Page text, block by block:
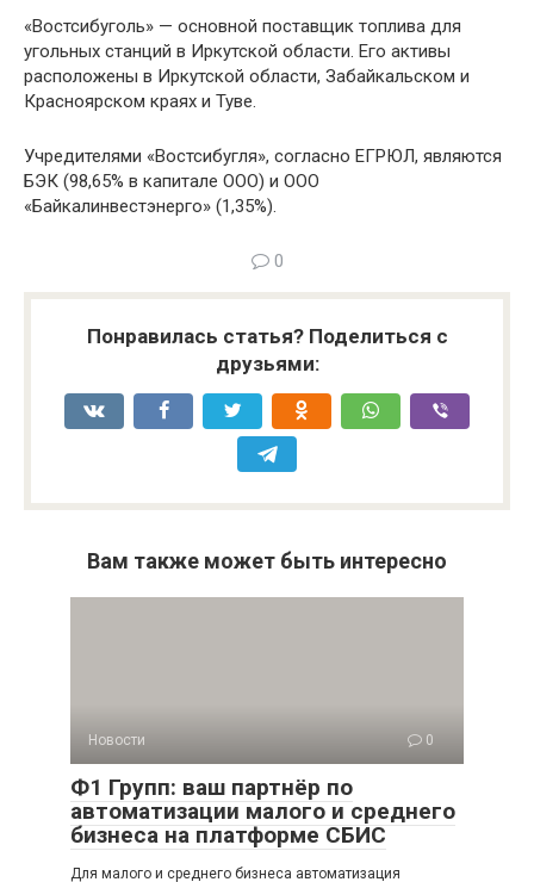
«Востсибуголь» — основной поставщик топлива для
угольных станций в Иркутской области. Его активы
расположены в Иркутской области, Забайкальском и
Красноярском краях и Туве.
Учредителями «Востсибугля», согласно ЕГРЮЛ, являются
БЭК (98,65% в капитале ООО) и ООО
«Байкалинвестэнерго» (1,35%).
0
Понравилась статья? Поделиться с
друзьями:
Вам также может быть интересно
Новости 0
Ф1 Групп: ваш партнёр по
автоматизации малого и среднего
бизнеса на платформе СБИС
Для малого и среднего бизнеса автоматизация